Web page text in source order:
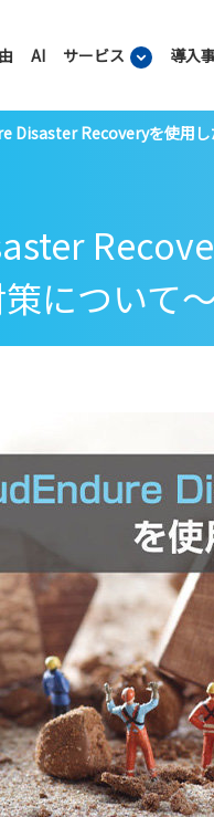
AI サービス 導入
Disaster Recoveryを使用し
について